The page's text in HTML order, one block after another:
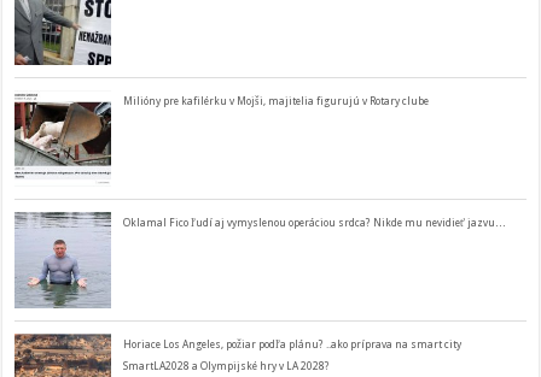
Milióny pre kafilérku v Mojši, majitelia figurujú v Rotary clube
Oklamal Fico ľudí aj vymyslenou operáciou srdca? Nikde mu nevidieť jazvu…
Horiace Los Angeles, požiar podľa plánu? ..ako príprava na smart city
SmartLA2028 a Olympijské hry v LA 2028?